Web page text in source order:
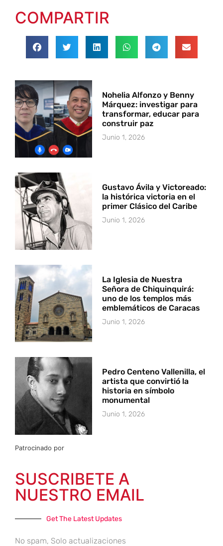
COMPARTIR
Nohelia Alfonzo y Benny
Márquez: investigar para
transformar, educar para
construir paz
Junio 1, 2026
Gustavo Ávila y Victoreado:
la histórica victoria en el
primer Clásico del Caribe
Junio 1, 2026
La Iglesia de Nuestra
Señora de Chiquinquirá:
uno de los templos más
emblemáticos de Caracas
Junio 1, 2026
Pedro Centeno Vallenilla, el
artista que convirtió la
historia en símbolo
monumental
Junio 1, 2026
Patrocinado por
SUSCRIBETE A
NUESTRO EMAIL
Get The Latest Updates
No spam, Solo actualizaciones